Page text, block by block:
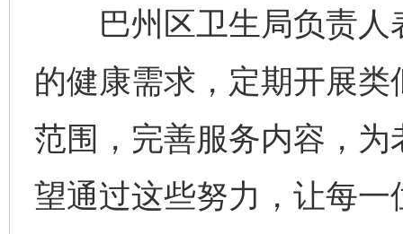
巴州区卫生局负责人
的健康需求，定期开展类
范围，完善服务内容，
望通过这些努力，让每
完善运行机制助力责任有效落实